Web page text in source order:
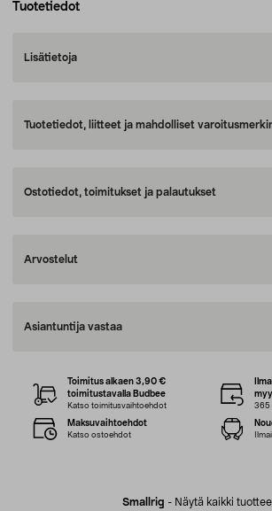
Tuotetiedot
Lisätietoja
Tuotetiedot, liitteet ja mahdolliset
Ostotiedot, toimitukset ja palautukset
Arvostelut
Asiantuntija vastaa
Smallrig - Näytä kaikki
Toimitus alkaen 3,90 €
toimitustavalla Budbee
Katso toimitusvaihtoehdot 365
Maksuvaihtoehdot
Katso ostoehdot